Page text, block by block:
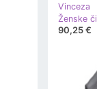
Vinceza
90,25 €